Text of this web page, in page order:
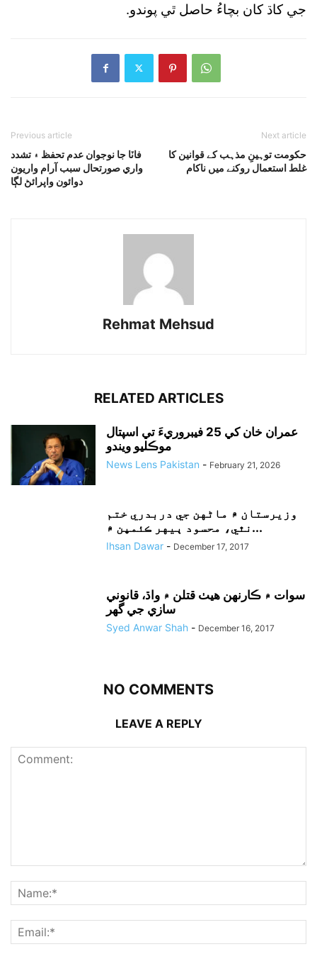
جي کاڌ کان بچاءُ حاصل ٿي پوندو.
Previous article
فاٽا جا نوجوان عدم تحفظ ۽ تشدد
واري صورتحال سبب آرام واريون
دوائون واپرائڻ لڳا
Next article
حکومت توہینِ مذہب کے قوانین کا
غلط استعمال روکنے میں ناکام
Rehmat Mehsud
RELATED ARTICLES
عمران خان کي 25 فيبروريءَ تي اسپتال
موڪليو ويندو
News Lens Pakistan - February 21, 2026
وزيرستان ۾ ماڻهن جي دربدري ختم
نٿي، محسود ٻيهر ڪئمپن ۾...
Ihsan Dawar - December 17, 2017
سوات ۾ ڪارنهن هيٺ قتلن ۾ واڌ، قانوني
سازي جي گهر
Syed Anwar Shah - December 16, 2017
NO COMMENTS
LEAVE A REPLY